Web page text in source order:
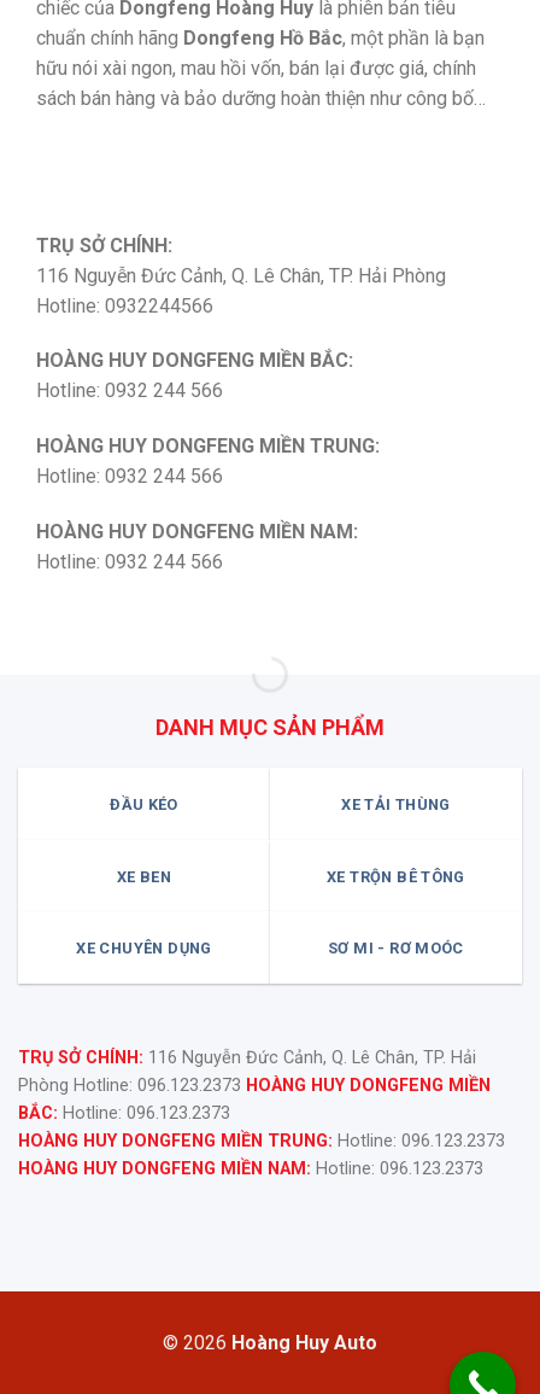
chiếc của Dongfeng Hoàng Huy là phiên bản tiêu
chuẩn chính hãng Dongfeng Hồ Bắc, một phần là bạn
hữu nói xài ngon, mau hồi vốn, bán lại được giá, chính
sách bán hàng và bảo dưỡng hoàn thiện như công bố…
TRỤ SỞ CHÍNH:
116 Nguyễn Đức Cảnh, Q. Lê Chân, TP. Hải Phòng
Hotline: 0932244566
HOÀNG HUY DONGFENG MIỀN BẮC:
Hotline: 0932 244 566
HOÀNG HUY DONGFENG MIỀN TRUNG:
Hotline: 0932 244 566
HOÀNG HUY DONGFENG MIỀN NAM:
Hotline: 0932 244 566
DANH MỤC SẢN PHẨM
ĐẦU KÉO XE TẢI THÙNG
XE BEN XE TRỘN BÊ TÔNG
XE CHUYÊN DỤNG SƠ MI - RƠ MOÓC
TRỤ SỞ CHÍNH: 116 Nguyễn Đức Cảnh, Q. Lê Chân, TP. Hải
Phòng Hotline: 096.123.2373 HOÀNG HUY DONGFENG MIỀN
BẮC: Hotline: 096.123.2373
HOÀNG HUY DONGFENG MIỀN TRUNG: Hotline: 096.123.2373
HOÀNG HUY DONGFENG MIỀN NAM: Hotline: 096.123.2373
© 2026 Hoàng Huy Auto